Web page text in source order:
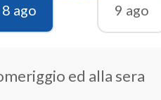
8 ago
9 ago
ed alla sera